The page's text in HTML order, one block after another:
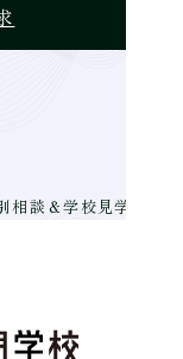
相談＆学校見学 受付